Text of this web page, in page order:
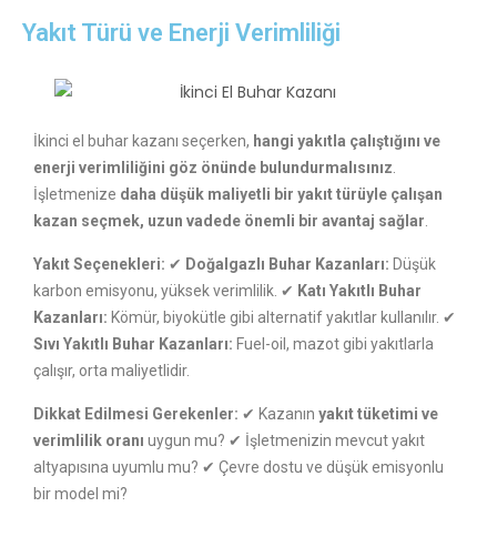
Yakıt Türü ve Enerji Verimliliği
İkinci el buhar kazanı seçerken, hangi yakıtla çalıştığını ve
enerji verimliliğini göz önünde bulundurmalısınız.
İşletmenize daha düşük maliyetli bir yakıt türüyle çalışan
kazan seçmek, uzun vadede önemli bir avantaj sağlar.
Yakıt Seçenekleri: ✔ Doğalgazlı Buhar Kazanları: Düşük
karbon emisyonu, yüksek verimlilik. ✔ Katı Yakıtlı Buhar
Kazanları: Kömür, biyokütle gibi alternatif yakıtlar kullanılır. ✔
Sıvı Yakıtlı Buhar Kazanları: Fuel-oil, mazot gibi yakıtlarla
çalışır, orta maliyetlidir.
Dikkat Edilmesi Gerekenler: ✔ Kazanın yakıt tüketimi ve
verimlilik oranı uygun mu? ✔ İşletmenizin mevcut yakıt
altyapısına uyumlu mu? ✔ Çevre dostu ve düşük emisyonlu
bir model mi?